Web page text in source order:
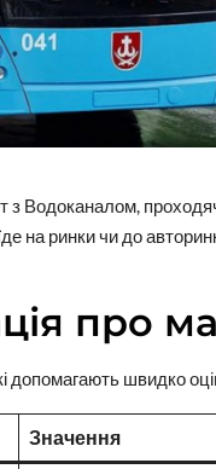
з Водоканалом,
їде на ринки чи до
про
допомагають швидко
Значення